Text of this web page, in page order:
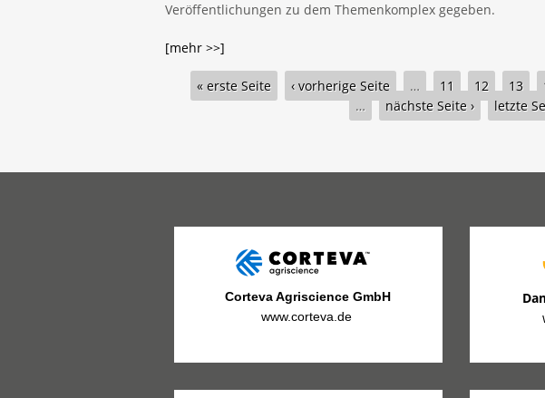
Veröffentlichungen zu dem Themenkomplex gegeben.
[mehr >>]
Seiten« erste Seite ‹ vorherige Seite … 11 12 13
…
nächste Seite ›
letzte
Corteva Agriscience GmbH
www.corteva.de